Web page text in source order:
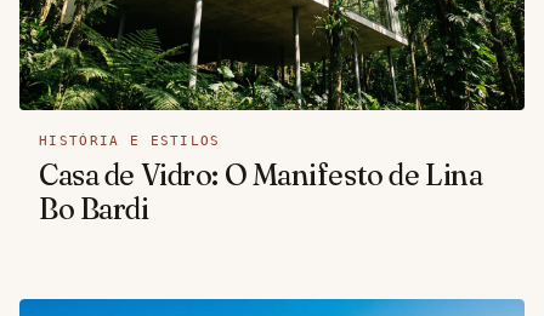
HISTÓRIA E ESTILOS
Casa de Vidro: O Manifesto de Lina
Bo Bardi